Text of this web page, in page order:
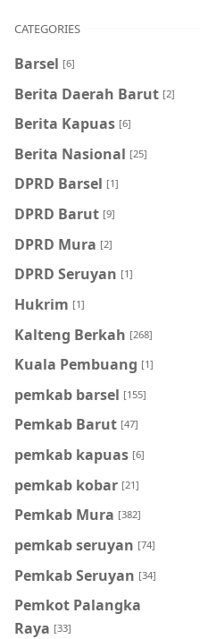
CATEGORIES
Barsel [6]
Berita Daerah Barut [2]
Berita Kapuas [6]
Berita Nasional [25]
DPRD Barsel [1]
DPRD Barut [9]
DPRD Mura [2]
DPRD Seruyan [1]
Hukrim [1]
Kalteng Berkah [268]
Kuala Pembuang [1]
pemkab barsel [155]
Pemkab Barut [47]
pemkab kapuas [6]
pemkab kobar [21]
Pemkab Mura [382]
pemkab seruyan [74]
Pemkab Seruyan [34]
Pemkot Palangka
Raya [33]